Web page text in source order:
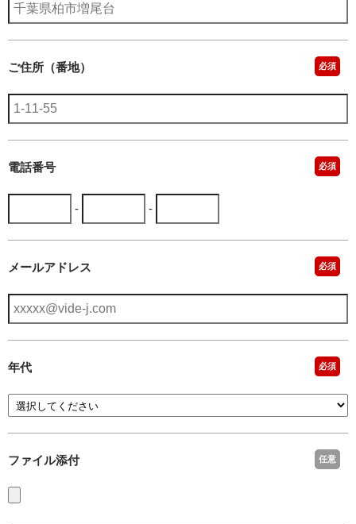
ご住所（番地） 必須
電話番号 必須
- -
メールアドレス 必須
年代 必須
ファイル添付 任意